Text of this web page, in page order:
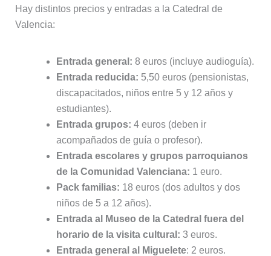
Hay distintos precios y entradas a la Catedral de
Valencia:
Entrada general: 8 euros (incluye audioguía).
Entrada reducida: 5,50 euros (pensionistas,
discapacitados, niños entre 5 y 12 años y
estudiantes).
Entrada grupos: 4 euros (deben ir
acompañados de guía o profesor).
Entrada escolares y grupos parroquianos
de la Comunidad Valenciana: 1 euro.
Pack familias: 18 euros (dos adultos y dos
niños de 5 a 12 años).
Entrada al Museo de la Catedral fuera del
horario de la visita cultural: 3 euros.
Entrada general al Miguelete: 2 euros.